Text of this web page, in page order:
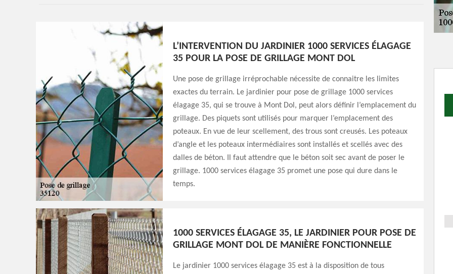
L’INTERVENTION DU JARDINIER 1000 SERVICES ÉLAGAGE
35 POUR LA POSE DE GRILLAGE MONT DOL
Une pose de grillage irréprochable nécessite de connaitre les limites
exactes du terrain. Le jardinier pour pose de grillage 1000 services
élagage 35, qui se trouve à Mont Dol, peut alors définir l’emplacement du
grillage. Des piquets sont utilisés pour marquer l’emplacement des
poteaux. En vue de leur scellement, des trous sont creusés. Les poteaux
d’angle et les poteaux intermédiaires sont installés et scellés avec des
dalles de béton. Il faut attendre que le béton soit sec avant de poser le
grillage. 1000 services élagage 35 promet une pose qui dure dans le
temps.
1000 SERVICES ÉLAGAGE 35, LE JARDINIER POUR POSE DE
GRILLAGE MONT DOL DE MANIÈRE FONCTIONNELLE
Le jardinier 1000 services élagage 35 est à la disposition de tous